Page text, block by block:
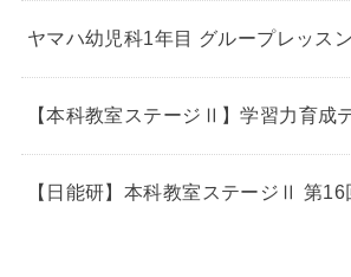
ヤマハ幼児科1年目 グループレッス
【本科教室ステージⅡ】学習力育成
【日能研】本科教室ステージⅡ 第16